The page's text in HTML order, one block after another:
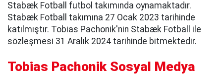
Stabæk Fotball futbol takımında oynamaktadır.
Stabæk Fotball takımına 27 Ocak 2023 tarihinde
katılmıştır. Tobias Pachonik'nin Stabæk Fotball ile
sözleşmesi 31 Aralık 2024 tarihinde bitmektedir.
Tobias Pachonik Sosyal Medya